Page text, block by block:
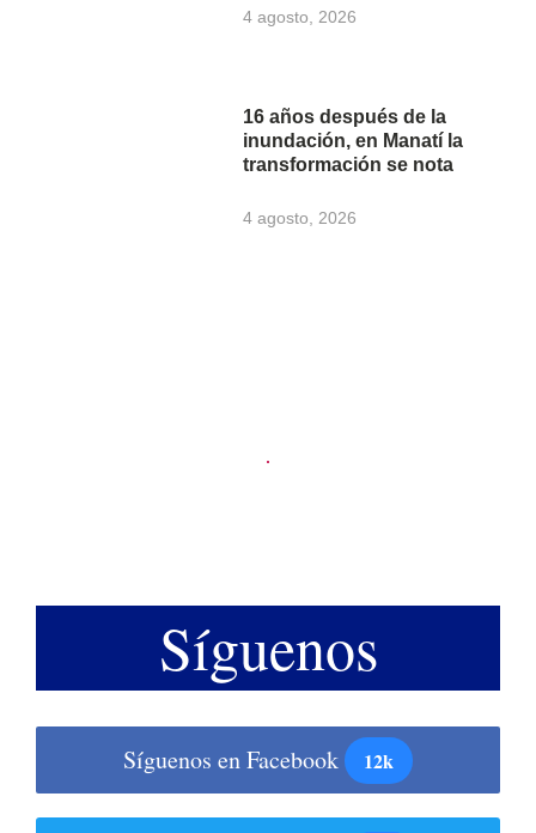
4 agosto, 2026
16 años después de la
inundación, en Manatí la
transformación se nota
4 agosto, 2026
Síguenos
Síguenos en Facebook 12k